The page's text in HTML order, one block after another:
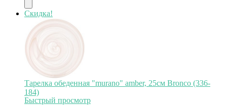
Скидка!
Тарелка обеденная "murano" amber, 25см Bronco (336-
184)
Быстрый просмотр